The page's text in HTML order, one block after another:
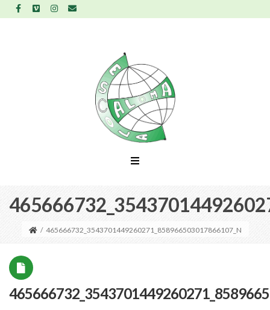
/ 465666732_3543701449260271_858966503017866107_N